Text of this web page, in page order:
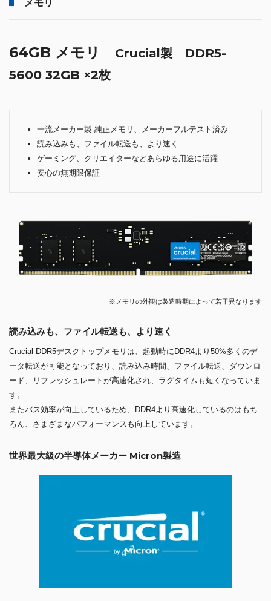
メモリ
64GB メモリ
Crucial製 DDR5-
5600 32GB ×2枚
一流メーカー製 純正メモリ、メーカーフルテスト済み
読み込みも、ファイル転送も、より速く
ゲーミング、クリエイターなどあらゆる用途に活躍
安心の無期限保証
※メモリの外観は製造時期によって若干異なります
読み込みも、ファイル転送も、より速く
Crucial DDR5デスクトップメモリは、起動時にDDR4より50%多くのデ
ータ転送が可能となっており、読み込み時間、ファイル転送、ダウンロ
ード、リフレッシュレートが高速化され、ラグタイムも短くなっていま
す。
またバス効率が向上しているため、DDR4より高速化しているのはもち
ろん、さまざまなパフォーマンスも向上しています。
世界最大級の半導体メーカー Micron製造